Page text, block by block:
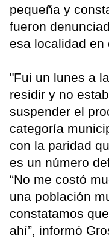
pequeña y
fueron
esa localidad en
"Fui un lunes a
residir y no
suspender el
categoría
con la paridad
es un número
“No me costó
una población
constatamos
ahí”, informó